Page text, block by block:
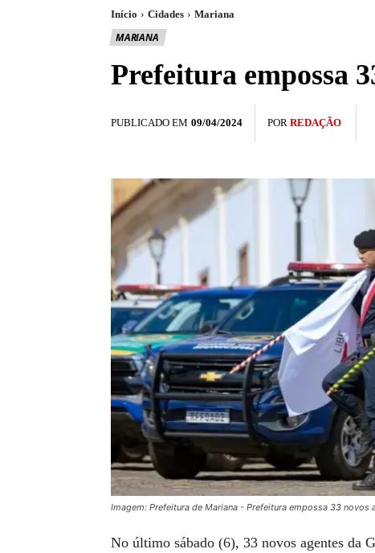
Início Cidades Mariana
MARIANA
Prefeitura empossa
PUBLICADO EM 09/04/2024 POR REDAÇÃO
Imagem: Prefeitura de Mariana - Prefeitura empossa 33 novos
No último sábado (6), 33 novos agentes da